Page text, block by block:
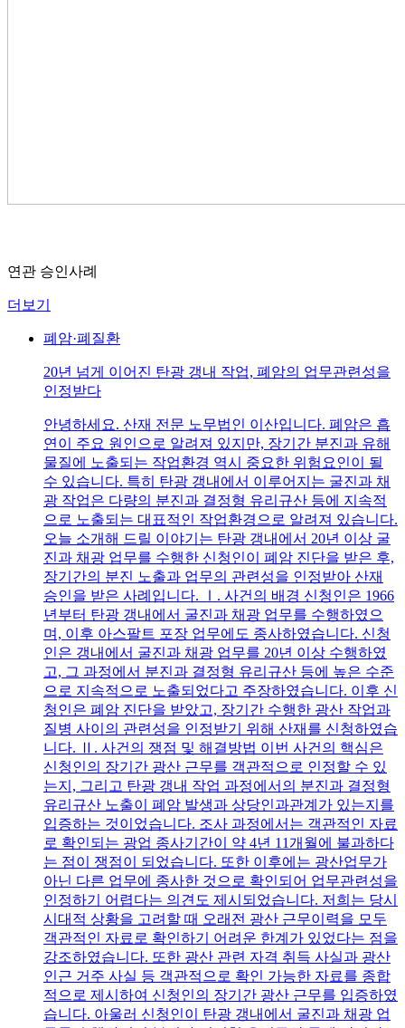
연관 승인사례
더보기
폐암·폐질환
20년 넘게 이어진 탄광 갱내 작업, 폐암의 업무관련성을
인정받다
안녕하세요. 산재 전문 노무법인 이산입니다. 폐암은 흡
연이 주요 원인으로 알려져 있지만, 장기간 분진과 유해
물질에 노출되는 작업환경 역시 중요한 위험요인이 될
수 있습니다. 특히 탄광 갱내에서 이루어지는 굴진과 채
광 작업은 다량의 분진과 결정형 유리규산 등에 지속적
으로 노출되는 대표적인 작업환경으로 알려져 있습니다.
오늘 소개해 드릴 이야기는 탄광 갱내에서 20년 이상 굴
진과 채광 업무를 수행한 신청인이 폐암 진단을 받은 후,
장기간의 분진 노출과 업무의 관련성을 인정받아 산재
승인을 받은 사례입니다. Ⅰ. 사건의 배경 신청인은 1966
년부터 탄광 갱내에서 굴진과 채광 업무를 수행하였으
며, 이후 아스팔트 포장 업무에도 종사하였습니다. 신청
인은 갱내에서 굴진과 채광 업무를 20년 이상 수행하였
고, 그 과정에서 분진과 결정형 유리규산 등에 높은 수준
으로 지속적으로 노출되었다고 주장하였습니다. 이후 신
청인은 폐암 진단을 받았고, 장기간 수행한 광산 작업과
질병 사이의 관련성을 인정받기 위해 산재를 신청하였습
니다. Ⅱ. 사건의 쟁점 및 해결방법 이번 사건의 핵심은
신청인의 장기간 광산 근무를 객관적으로 인정할 수 있
는지, 그리고 탄광 갱내 작업 과정에서의 분진과 결정형
유리규산 노출이 폐암 발생과 상당인과관계가 있는지를
입증하는 것이었습니다. 조사 과정에서는 객관적인 자료
로 확인되는 광업 종사기간이 약 4년 11개월에 불과하다
는 점이 쟁점이 되었습니다. 또한 이후에는 광산업무가
아닌 다른 업무에 종사한 것으로 확인되어 업무관련성을
인정하기 어렵다는 의견도 제시되었습니다. 저희는 당시
시대적 상황을 고려할 때 오래전 광산 근무이력을 모두
객관적인 자료로 확인하기 어려운 한계가 있었다는 점을
강조하였습니다. 또한 광산 관련 자격 취득 사실과 광산
인근 거주 사실 등 객관적으로 확인 가능한 자료를 종합
적으로 제시하여 신청인의 장기간 광산 근무를 입증하였
습니다. 아울러 신청인이 탄광 갱내에서 굴진과 채광 업